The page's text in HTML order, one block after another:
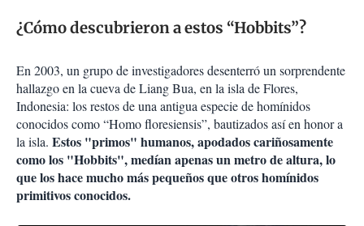
¿Cómo descubrieron a estos “Hobbits”?
En 2003, un grupo de investigadores desenterró un sorprendente
hallazgo en la cueva de Liang Bua, en la isla de Flores,
Indonesia: los restos de una antigua especie de homínidos
conocidos como “Homo floresiensis”, bautizados así en honor a
la isla. Estos "primos" humanos, apodados cariñosamente
como los "Hobbits", medían apenas un metro de altura, lo
que los hace mucho más pequeños que otros homínidos
primitivos conocidos.